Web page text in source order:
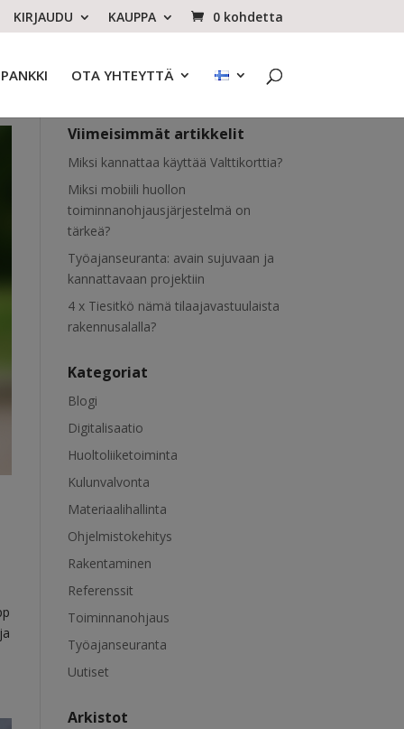
KIRJAUDU KAUPPA 0 kohdetta
OTA YHTEYTTÄ
Viimeisimmät artikkelit
Miksi kannattaa käyttää Valttikorttia?
Miksi mobiili huollon
toiminnanohjausjärjestelmä on
tärkeä?
Työajanseuranta: avain sujuvaan ja
kannattavaan projektiin
4 x Tiesitkö nämä tilaajavastuulaista
rakennusalalla?
Kategoriat
Blogi
Digitalisaatio
Huoltoliiketoiminta
Kulunvalvonta
Materiaalihallinta
Ohjelmistokehitys
Rakentaminen
Referenssit
Toiminnanohjaus
Työajanseuranta
Uutiset
Arkistot